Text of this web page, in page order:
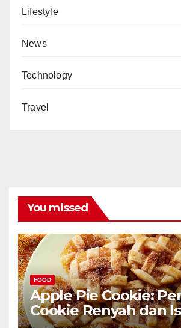
Lifestyle
News
Technology
Travel
You missed
FOOD
Apple Pie Cookie:
Cookie Renyah dan